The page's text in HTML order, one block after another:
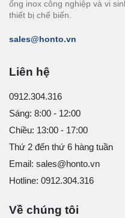
ống inox công nghiệp và vi
thiết bị chế biến.
sales@honto.vn
Liên hệ
0912.304.316
Sáng: 8:00 - 12:00
Chiều: 13:00 - 17:00
Thứ 2 đến thứ 6 hàng tuần
Email: sales@honto.vn
Hotline: 0912.304.316
Về chúng tôi